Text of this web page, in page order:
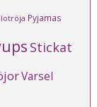
Pyjamas
Stickat
Varsel